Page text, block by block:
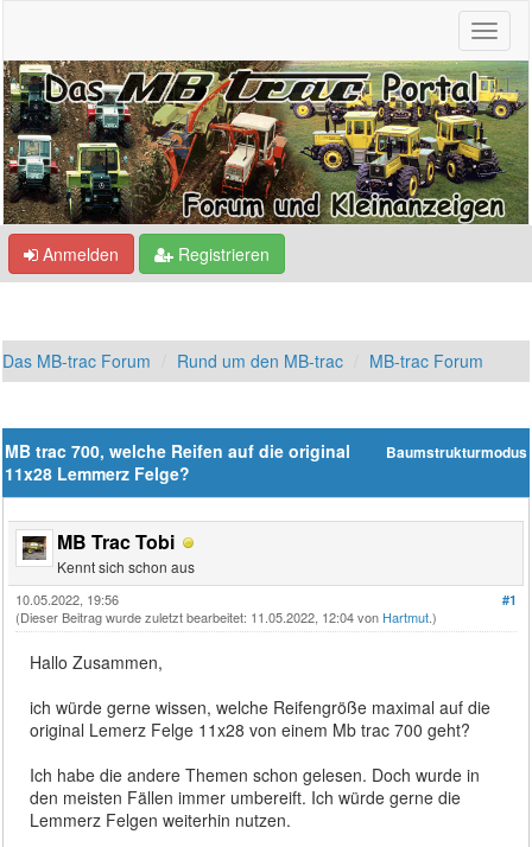
Anmelden Registrieren
Das MB-trac Forum Rund um den MB-trac MB-trac Forum
Baumstrukturmodus
MB trac 700, welche Reifen auf die original
11x28 Lemmerz Felge?
MB Trac Tobi
Kennt sich schon aus
#1
10.05.2022, 19:56
(Dieser Beitrag wurde zuletzt bearbeitet: 11.05.2022, 12:04 von Hartmut.)
Hallo Zusammen,
ich würde gerne wissen, welche Reifengröße maximal auf die
original Lemerz Felge 11x28 von einem Mb trac 700 geht?
Ich habe die andere Themen schon gelesen. Doch wurde in
den meisten Fällen immer umbereift. Ich würde gerne die
Lemmerz Felgen weiterhin nutzen.